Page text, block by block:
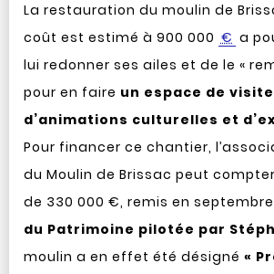
La restauration du moulin de
coût est estimé à 900 000 € a
lui redonner ses ailes et de le «
pour en faire un espace de
d’animations culturelles et
Pour financer ce chantier,
du Moulin de Brissac peut
de 330 000 €, remis en
du Patrimoine pilotée par
moulin a en effet été désigné «